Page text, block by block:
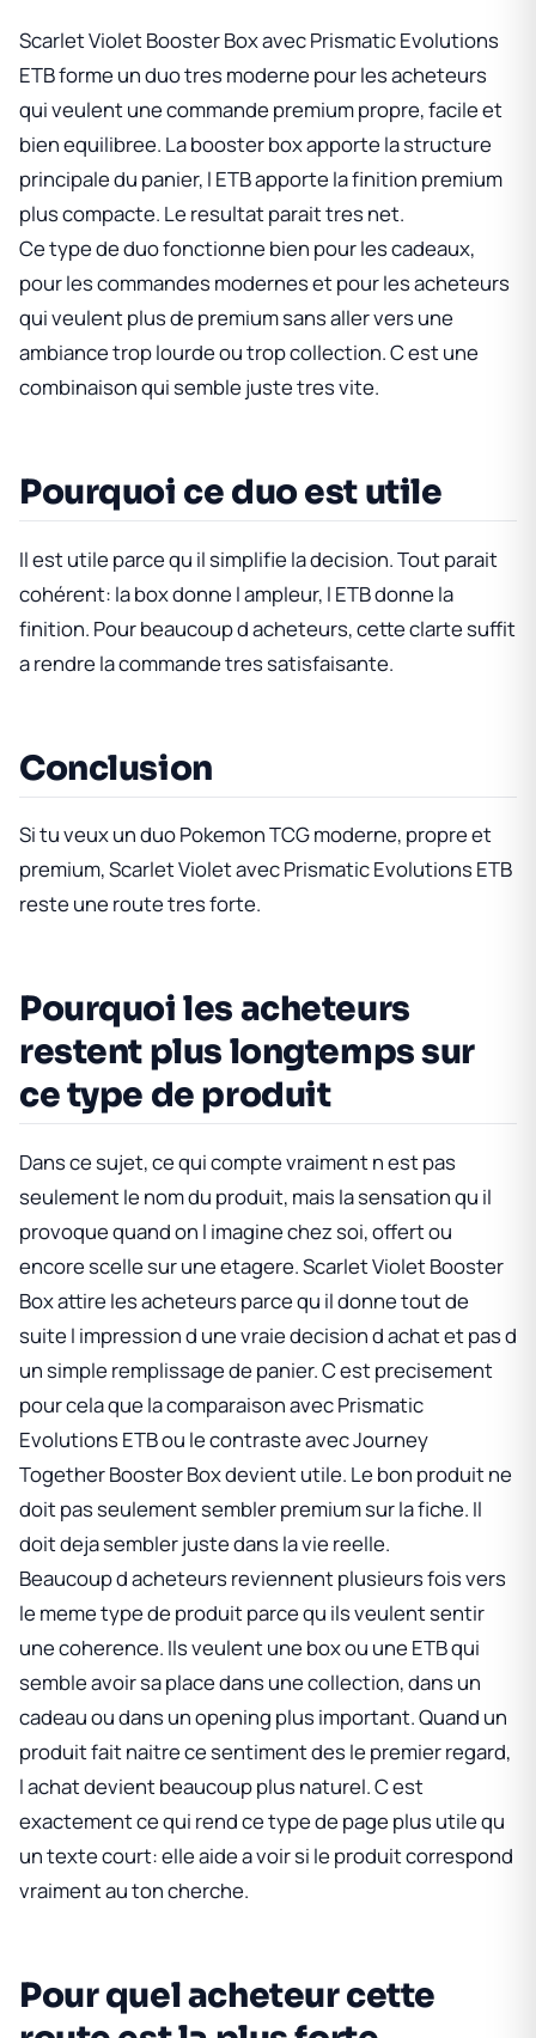
Scarlet Violet Booster BoxavecPrismatic Evolutions
ETBforme un duo tres moderne pour les acheteurs
qui veulent une commande premium propre, facile et
bien equilibree. La booster box apporte la structure
principale du panier, l ETB apporte la finition premium
plus compacte. Le resultat parait tres net.
Ce type de duo fonctionne bien pour les cadeaux,
pour les commandes modernes et pour les acheteurs
qui veulent plus de premium sans aller vers une
ambiance trop lourde ou trop collection. C est une
combinaison qui semble juste tres vite.
Pourquoi ce duo est utile
Il est utile parce qu il simplifie la decision. Tout parait
cohérent: la box donne l ampleur, l ETB donne la
finition. Pour beaucoup d acheteurs, cette clarte suffit
a rendre la commande tres satisfaisante.
Conclusion
Si tu veux un duo Pokemon TCG moderne, propre et
premium,Scarlet VioletavecPrismatic Evolutions ETB
reste une route tres forte.
Pourquoi les acheteurs
restent plus longtemps sur
ce type de produit
Dans ce sujet, ce qui compte vraiment n est pas
seulement le nom du produit, mais la sensation qu il
provoque quand on l imagine chez soi, offert ou
encore scelle sur une etagere.Scarlet Violet Booster
Boxattire les acheteurs parce qu il donne tout de
suite l impression d une vraie decision d achat et pas d
un simple remplissage de panier. C est precisement
pour cela que la comparaison avecPrismatic
Evolutions ETBou le contraste avecJourney
Together Booster Boxdevient utile. Le bon produit ne
doit pas seulement sembler premium sur la fiche. Il
doit deja sembler juste dans la vie reelle.
Beaucoup d acheteurs reviennent plusieurs fois vers
le meme type de produit parce qu ils veulent sentir
une coherence. Ils veulent une box ou une ETB qui
semble avoir sa place dans une collection, dans un
cadeau ou dans un opening plus important. Quand un
produit fait naitre ce sentiment des le premier regard,
l achat devient beaucoup plus naturel. C est
exactement ce qui rend ce type de page plus utile qu
un texte court: elle aide a voir si le produit correspond
vraiment au ton cherche.
Pour quel acheteur cette